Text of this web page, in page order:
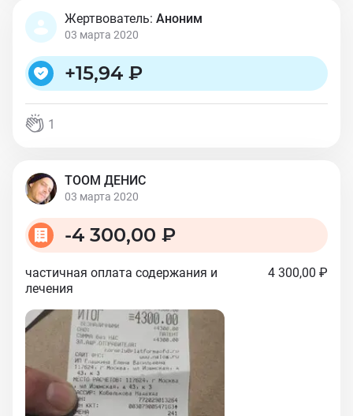
Жертвователь: Аноним
03 марта 2020
+15,94 ₽
1
ТООМ ДЕНИС
03 марта 2020
-4 300,00 ₽
частичная оплата содержания и
лечения
4 300,00 ₽